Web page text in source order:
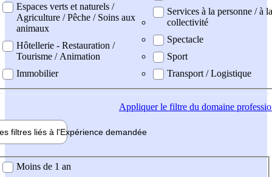
Espaces verts et naturels /
Agriculture / Pêche / Soins aux
animaux
Hôtellerie - Restauration /
Tourisme / Animation
Immobilier
Services à la personne / à la
collectivité
Spectacle
Sport
Transport / Logistique
Appliquerle filtre du domaine
filtres liés à l'Expérience demandée
demandée
Moins de 1 an